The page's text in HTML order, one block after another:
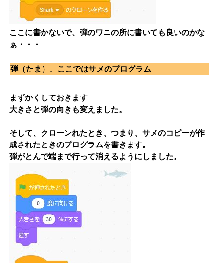
ここに書かないで、弾のワニの所に書いても良いのかな
ぁ・・・
弾（たま）、ここではサメのプログラム
まずかくしておきます
大きさと弾の向きも変えました。
そして、クローンれたとき、つまり、サメのコピーが作
成されたときのプログラムを書きます。
弾がとんで端まで行って消えるようにしました。